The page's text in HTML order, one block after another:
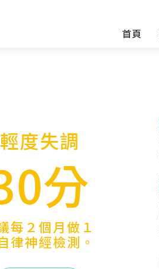
首頁
輕度失調
分
每２個月做１
律神經檢測。